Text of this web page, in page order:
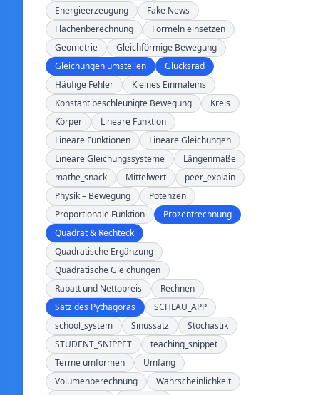
Energieerzeugung
Fake News
Flächenberechnung
Formeln einsetzen
Geometrie
Gleichförmige Bewegung
Gleichungen umstellen
Glücksrad
Häufige Fehler
Kleines Einmaleins
Konstant beschleunigte Bewegung
Kreis
Körper
Lineare Funktion
Lineare Funktionen
Lineare Gleichungen
Lineare Gleichungssysteme
Längenmaße
mathe_snack
Mittelwert
peer_explain
Physik – Bewegung
Potenzen
Proportionale Funktion
Prozentrechnung
Quadrat & Rechteck
Quadratische Ergänzung
Quadratische Gleichungen
Rabatt und Nettopreis
Rechnen
Satz des Pythagoras
SCHLAU_APP
school_system
Sinussatz
Stochastik
STUDENT_SNIPPET
teaching_snippet
Terme umformen
Umfang
Volumenberechnung
Wahrscheinlichkeit